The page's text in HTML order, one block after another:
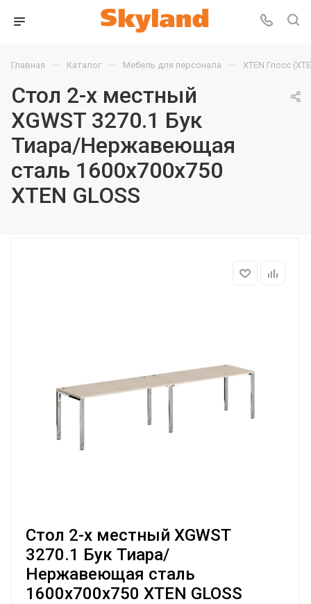
Главная — Каталог — Мебель для персонала — XTEN Глосс
Стол 2-х местный
XGWST 3270.1 Бук
Тиара/Нержавеющая
сталь 1600х700х750
XTEN GLOSS
Стол 2-х местный XGWST
3270.1 Бук Тиара/
Нержавеющая сталь
1600х700х750 XTEN GLOSS